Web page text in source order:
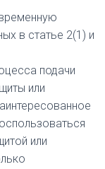
в статье 2(1) и
подачи
или
или